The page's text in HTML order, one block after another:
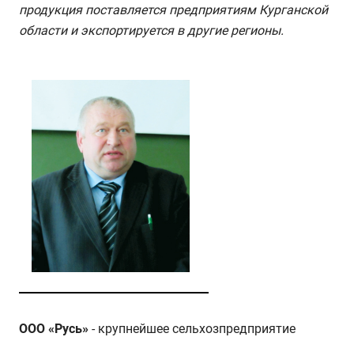
продукция поставляется предприятиям Курганской
области и экспортируется в другие регионы.
ООО «Русь» - крупнейшее сельхозпредприятие